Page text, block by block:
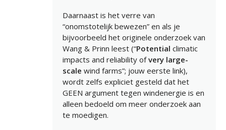
Daarnaast is het verre van
“onomstotelijk bewezen” en als je
bijvoorbeeld het originele onderzoek van
Wang & Prinn leest (“Potential climatic
impacts and reliability ofvery large-
scale wind farms”; jouw eerste link),
wordt zelfs expliciet gesteld dat het
GEEN argument tegen windenergie is en
alleen bedoeld om meer onderzoek aan
te moedigen.